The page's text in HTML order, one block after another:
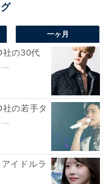
中津川が流れる
て栄え、歴史と文
岡城跡公園は四季
事。夏は比較的涼
、冬は積雪があり
地としても知られ
、じゃじゃ麺や冷
一ヶ月
社の30代
の若手タ
イドルラ